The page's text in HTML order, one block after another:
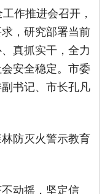
作推进会召开，
，研究部署当前
真抓实干，全力
安全稳定。市委
书记、市长孔凡
防灭火警示教育
动摇，坚定信